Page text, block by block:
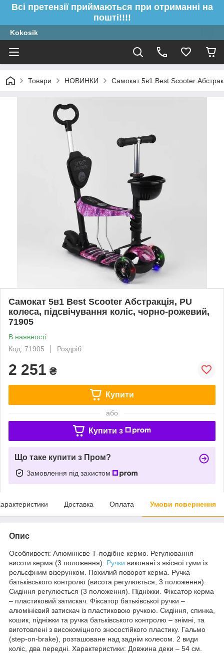
Всі претензії приймаються при отриманні на
пошті!!!!
Kokosik
Товари НОВИНКИ Самокат 5в1 Best Scooter
Самокат 5в1 Best Scooter Абстракція, PU
колеса, підсвічування коліс, чорно-рожевий,
71905
В наявності
Код: 71905
Роздріб
2 251 ₴
Купити
або
Купити з
Що таке купити з Пром?
Замовлення під захистом
Доставка Оплата Умови повернення
Опис
Особливості: Алюмінієве Т-подібне кермо. Регулювання
висоти керма (3 положення). Ручки виконані з якісної гуми із
рельєфним візерунком. Похилий поворот керма. Ручка
батьківського контролю (висота регулюється, 3 положення).
Сидіння регулюється (3 положення). Підніжки. Фіксатор керма
– пластиковий затискач. Фіксатор батьківської ручки –
алюмінієвий затискач із пластиковою ручкою. Сидіння, спинка,
кошик, підніжки та ручка батьківського контролю – знімні, та
виготовлені з високоміцного зносостійкого пластику. Гальмо
(step-on-brake), розташоване над заднім колесом. 2 види
коліс, два передні. Характеристики: Довжина деки – 54 см.